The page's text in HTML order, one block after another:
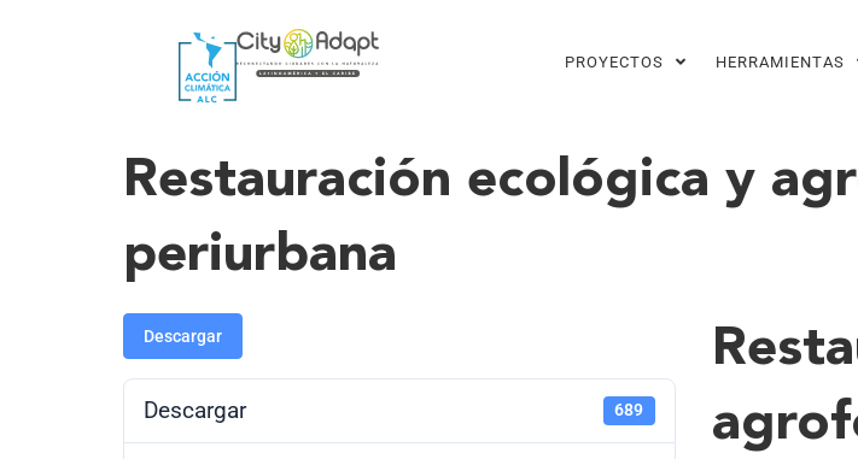
PROYECTOS HERRAMIENTAS
Restauración ecológica y
periurbana
Descargar
Descargar 689